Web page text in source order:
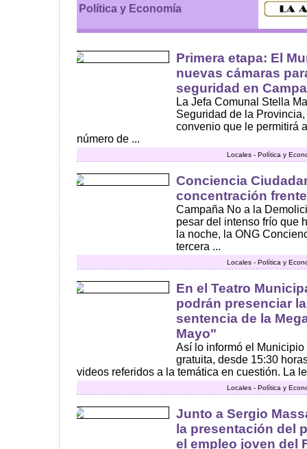
Política y Economía
Primera etapa: El
nuevas cámaras
seguridad en
La Jefa Comunal Stella
Seguridad de la
convenio que le permitirá
número de ...
Locales - Política y
Conciencia
concentración
Campaña No a la
pesar del intenso frío que
la noche, la ONG
tercera ...
Locales - Política y
En el Teatro
podrán presenciar
sentencia de la
Mayo"
Así lo informó el
gratuita, desde 15:30
videos referidos a la temática en cuestión. La
Locales - Política y
Junto a Sergio
la presentación del
el empleo joven del